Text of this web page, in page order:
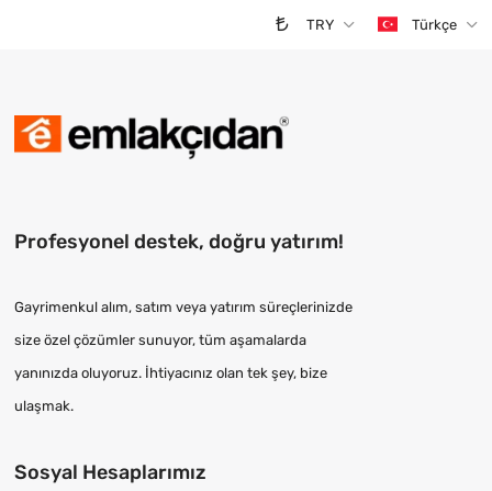
TRY Türkçe
Profesyonel destek, doğru yatırım!
Gayrimenkul alım, satım veya yatırım süreçlerinizde
size özel çözümler sunuyor, tüm aşamalarda
yanınızda oluyoruz. İhtiyacınız olan tek şey, bize
ulaşmak.
Sosyal Hesaplarımız